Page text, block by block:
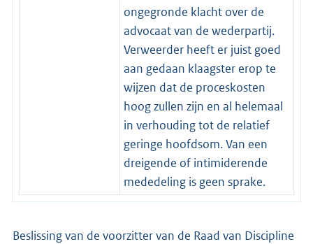
ongegronde klacht over de
advocaat van de wederpartij.
Verweerder heeft er juist goed
aan gedaan klaagster erop te
wijzen dat de proceskosten
hoog zullen zijn en al helemaal
in verhouding tot de relatief
geringe hoofdsom. Van een
dreigende of intimiderende
mededeling is geen sprake.
Beslissing van de voorzitter van de Raad van Discipline